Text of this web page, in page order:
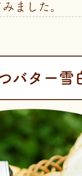
ました。
バター雪